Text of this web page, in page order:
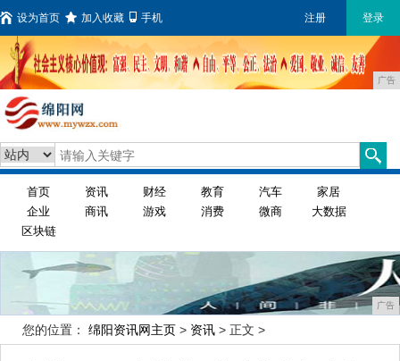
设为首页 加入收藏 手机 注册 登录
广告
首页 资讯 财经 教育 汽车
家居
企业
商讯 游戏 消费 微商
大数据
区块链
广告
您的位置： 绵阳资讯网主页 > 资讯 > 正文 >